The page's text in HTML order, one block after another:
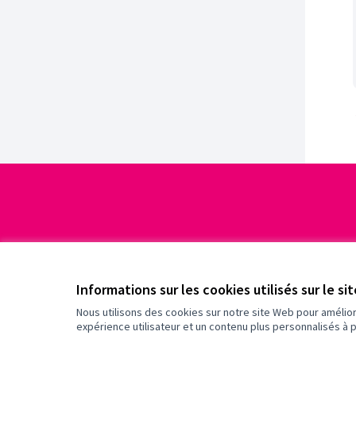
Informations sur les cookies utilisés sur le
Nous utilisons des cookies sur notre site Web pour
expérience utilisateur et un contenu plus personnalisés à